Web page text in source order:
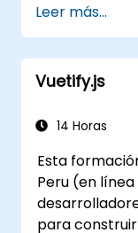
eventos
Escribir
una
Leer más...
Vuetify.js
14 Horas
Esta
Peru (en
para